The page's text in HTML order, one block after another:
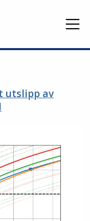
utslipp av